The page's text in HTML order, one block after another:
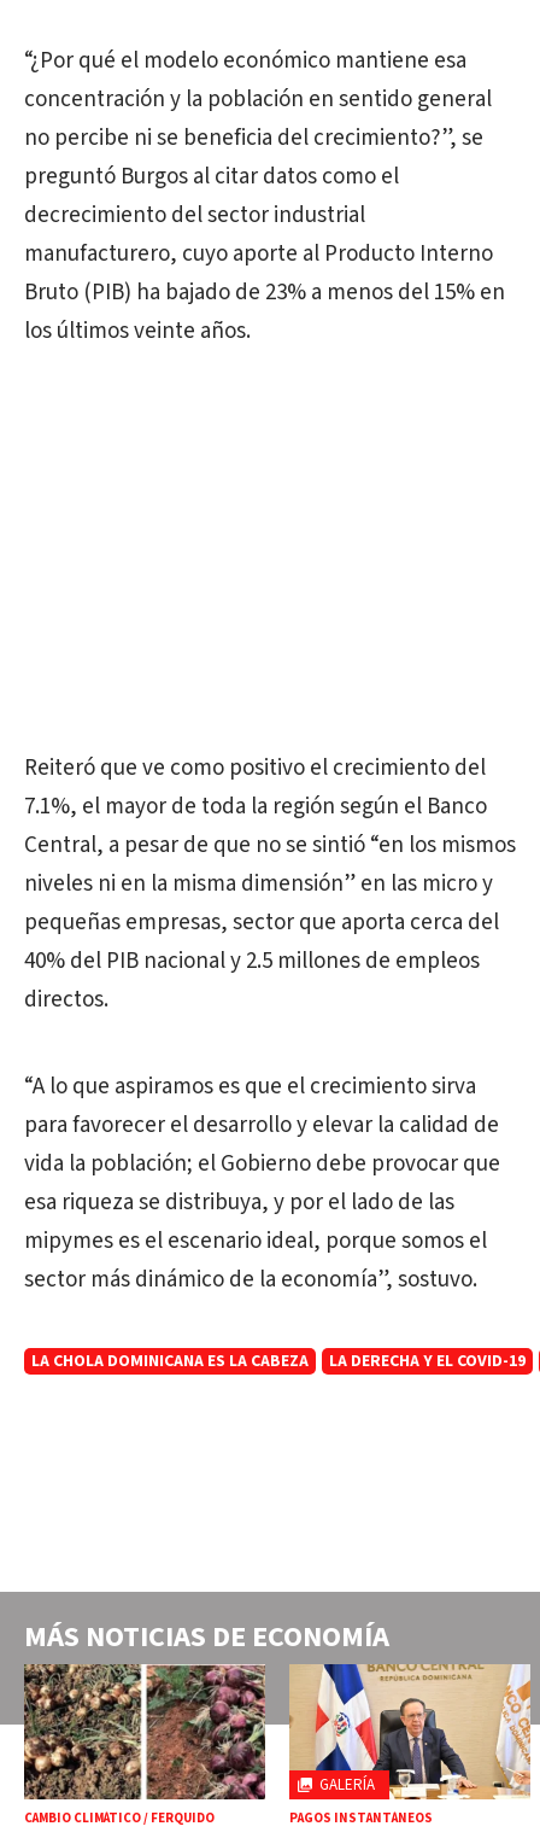
“¿Por qué el modelo económico mantiene esa
concentración y la población en sentido general
no percibe ni se beneficia del crecimiento?”, se
preguntó Burgos al citar datos como el
decrecimiento del sector industrial
manufacturero, cuyo aporte al Producto Interno
Bruto (PIB) ha bajado de 23% a menos del 15% en
los últimos veinte años.
Reiteró que ve como positivo el crecimiento del
7.1%, el mayor de toda la región según el Banco
Central, a pesar de que no se sintió “en los mismos
niveles ni en la misma dimensión” en las micro y
pequeñas empresas, sector que aporta cerca del
40% del PIB nacional y 2.5 millones de empleos
directos.
“A lo que aspiramos es que el crecimiento sirva
para favorecer el desarrollo y elevar la calidad de
vida la población; el Gobierno debe provocar que
esa riqueza se distribuya, y por el lado de las
mipymes es el escenario ideal, porque somos el
sector más dinámico de la economía”, sostuvo.
LA CHOLA DOMINICANA ES LA CABEZA LA DERECHA Y EL COVID-19
MÁS NOTICIAS DE ECONOMÍA
CAMBIO CLIMÁTICO / FERQUIDO
GALERÍA
PAGOS INSTANTÁNEOS